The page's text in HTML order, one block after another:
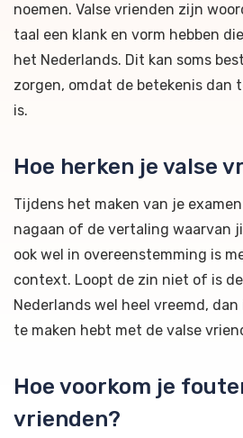
noemen. Valse vrienden zijn
taal een klank en vorm hebben
het Nederlands. Dit kan soms
zorgen, omdat de betekenis dan
is.
Hoe herken je valse
Tijdens het maken van je
nagaan of de vertaling waarvan
ook wel in overeenstemming is
context. Loopt de zin niet of is
Nederlands wel heel vreemd,
te maken hebt met de valse
Hoe voorkom je
vrienden?